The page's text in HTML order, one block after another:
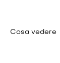
Cosa vedere